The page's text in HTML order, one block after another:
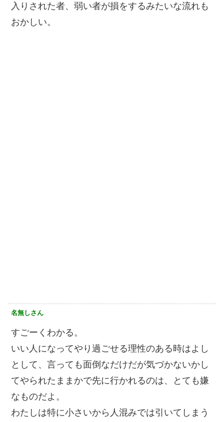
入りされた者、弱い者が損をするみたいな流れも
おかしい。
名無しさん
すごーくわかる。
いい人になってやり過ごせる理性のある時はよし
として、言っても面倒なだけだが気づかないかし
てやられたままかで先に行かれるのは、とても嫌
なものだよ。
わたしは特に小さいから人混みでは引いてしまう